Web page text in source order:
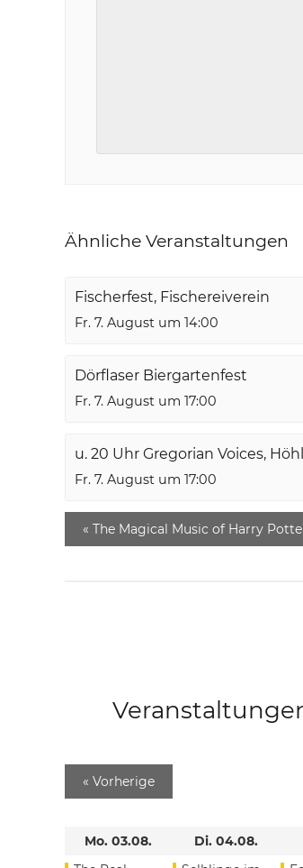
Ähnliche Veranstaltungen
Fischerfest, Fischereiverein
Fr. 7. August um 14:00
Dörflaser Biergartenfest
Fr. 7. August um 17:00
u. 20 Uhr Gregorian Voices,
Fr. 7. August um 17:00
« The Magical Music of Harry
« Vorherige
Mo. 03.08.
Di. 04.08.